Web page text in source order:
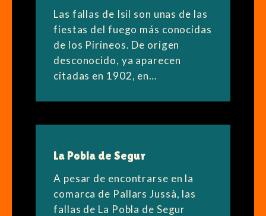
Las fallas de Isil son unas de las
fiestas del fuego más conocidas
de los Pirineos. De origen
desconocido, ya aparecen
citadas en 1902, en…
La Pobla de Segur
A pesar de encontrarse en la
comarca de Pallars Jussà, las
fallas de La Pobla de Segur